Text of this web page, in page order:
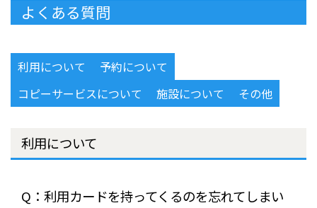
よくある質問
利用について
予約について
コピーサービスについて
施設について その他
利用について
Q：利用カードを持ってくるのを忘れてしまい